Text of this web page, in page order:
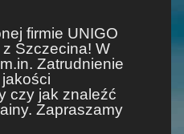
firmie UNIGO
Szczecina! W
Zatrudnienie
czy jak znaleźć
. Zapraszamy